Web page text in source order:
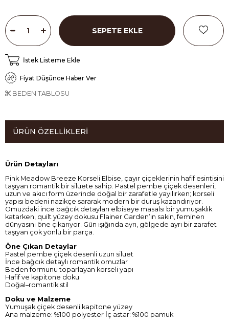
İstek Listeme Ekle
Fiyat Düşünce Haber Ver
BEDEN TABLOSU
ÜRÜN ÖZELLIKLERI
Ürün Detayları
Pink Meadow Breeze Korseli Elbise, çayır çiçeklerinin hafif esintisini
taşıyan romantik bir siluete sahip. Pastel pembe çiçek desenleri,
uzun ve akıcı form üzerinde doğal bir zarafetle yayılırken; korseli
yapısı bedeni nazikçe sararak modern bir duruş kazandırıyor.
Omuzdaki ince bağcık detayları elbiseye masalsı bir yumuşaklık
katarken, quilt yüzey dokusu Flainer Garden’ın sakin, feminen
dünyasını öne çıkarıyor. Gün ışığında ayrı, gölgede ayrı bir zarafet
taşıyan çok yönlü bir parça.
Öne Çıkan Detaylar
Pastel pembe çiçek desenli uzun siluet
İnce bağcık detaylı romantik omuzlar
Beden formunu toparlayan korseli yapı
Hafif ve kapitone doku
Doğal–romantik stil
Doku ve Malzeme
Yumuşak çiçek desenli kapitone yüzey
Ana malzeme: %100 polyester İç astar: %100 pamuk